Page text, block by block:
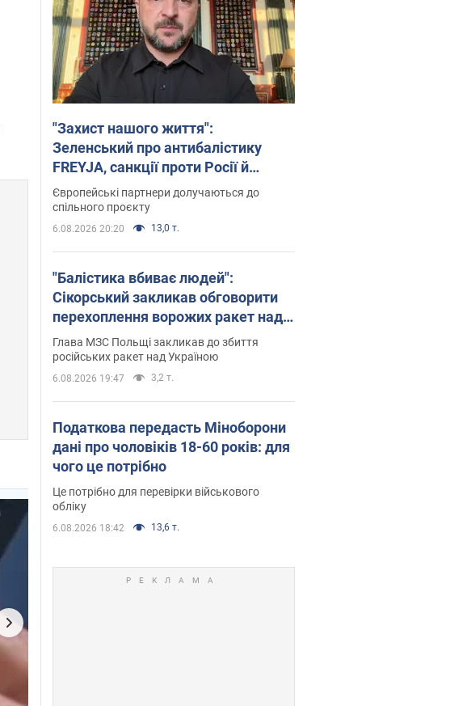
"Захист нашого життя":
Зеленський про антибалістику
FREYJA, санкції проти Росії й
підтримку аграріїв. Відео
Європейські партнери долучаються до
спільного проєкту
6.08.2026 20:20 13,0 т.
"Балістика вбиває людей":
Сікорський закликав обговорити
перехоплення ворожих ракет над
Україною
Глава МЗС Польщі закликав до збиття
російських ракет над Україною
6.08.2026 19:47 3,2 т.
Податкова передасть Міноборони
дані про чоловіків 18-60 років: для
чого це потрібно
Це потрібно для перевірки військового
обліку
6.08.2026 18:42 13,6 т.